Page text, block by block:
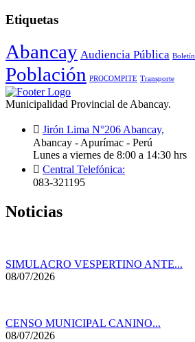
Etiquetas
Abancay Audiencia Pública Boletín
Población PROCOMPITE Transporte
Municipalidad Provincial de Abancay.
Jirón Lima N°206 Abancay,
Abancay - Apurímac - Perú
Lunes a viernes de 8:00 a 14:30 hrs
Central Telefónica:
083-321195
Noticias
SIMULACRO VESPERTINO ANTE...
08/07/2026
CENSO MUNICIPAL CANINO...
08/07/2026